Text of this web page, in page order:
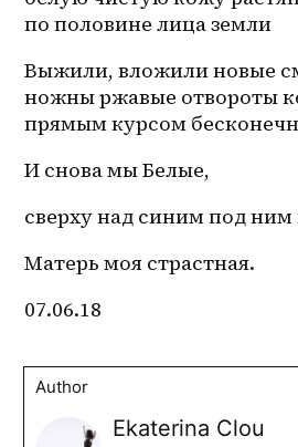
по половине лица земли
Выжили, вложили новые
ножны ржавые отвороты
прямым курсом
И снова мы Белые,
сверху над синим под ним
Матерь моя страстная.
07.06.18
Author
Ekaterina Clou